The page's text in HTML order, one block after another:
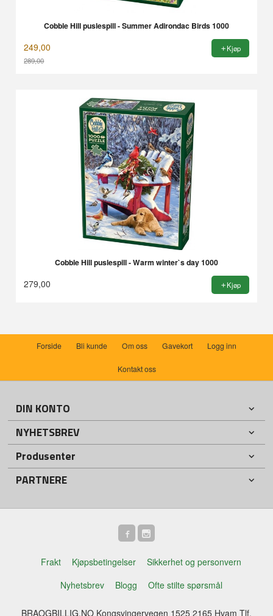
Cobble Hill puslespill - Summer Adirondac Birds 1000
249,00
289,00
Kjøp
Cobble Hill puslespill - Warm winter`s day 1000
279,00 Kjøp
Forside Bli kunde Om oss Gavekort Logg inn
Kontakt oss
DIN KONTO
NYHETSBREV
Produsenter
PARTNERE
Frakt Kjøpsbetingelser
Sikkerhet og personvern
Nyhetsbrev
Blogg Ofte stilte spørsmål
BRAOGBILLIG.NO Kongsvingervegen 1525 2165 Hvam Tlf.